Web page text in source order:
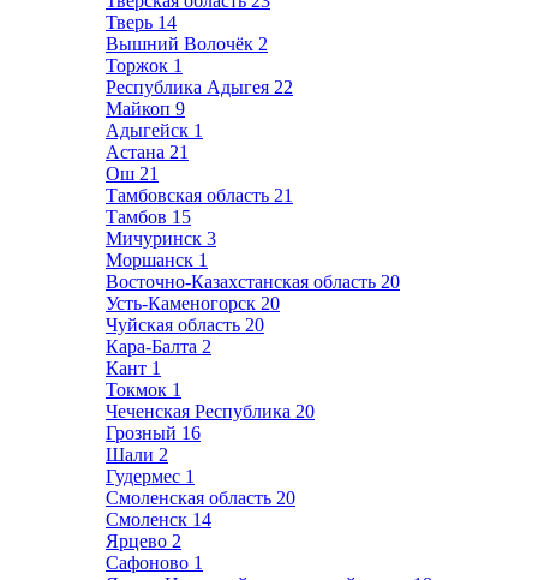
Тверь 14
Вышний Волочёк 2
Торжок 1
Республика Адыгея 22
Майкоп 9
Адыгейск 1
Астана 21
Ош 21
Тамбовская область 21
Тамбов 15
Мичуринск 3
Моршанск 1
Восточно-Казахстанская область 20
Усть-Каменогорск 20
Чуйская область 20
Кара-Балта 2
Кант 1
Токмок 1
Чеченская Республика 20
Грозный 16
Шали 2
Гудермес 1
Смоленская область 20
Смоленск 14
Ярцево 2
Сафоново 1